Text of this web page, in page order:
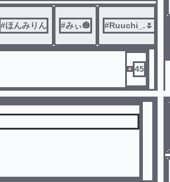
#ほんみりん #みぃ🎃 #Ruuchi_.🌷️💙🍑
45